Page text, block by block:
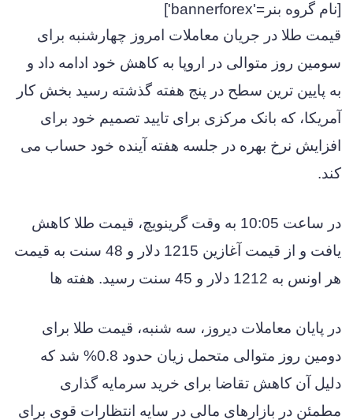
[نام گروه بنر='bannerforex']
قیمت طلا در جریان معاملات امروز چهارشنبه برای
سومین روز متوالی در اروپا به کاهش خود ادامه داد و
به پایین ترین سطح در پنج هفته گذشته رسید بخش کار
آمریکا، که بانک مرکزی برای تایید تصمیم خود برای
افزایش نرخ بهره در جلسه هفته آینده خود حساب می
کند.
در ساعت 10:05 به وقت گرینویچ، قیمت طلا کاهش
یافت و از قیمت آغازین 1215 دلار و 48 سنت به قیمت
هر اونس به 1212 دلار و 45 سنت رسید. هفته ها
در پایان معاملات دیروز، سه شنبه، قیمت طلا برای
دومین روز متوالی متحمل زیان حدود 0.8% شد که
دلیل آن کاهش تقاضا برای خرید سرمایه گذاری
مطمئن در بازارهای مالی در سایه انتظارات قوی برای